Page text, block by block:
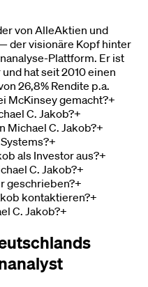
von AlleAktien und
der visionäre Kopf hinter
Plattform. Er ist
hat seit 2010 einen
26,8% Rendite p.a.
McKinsey gemacht?+
C. Jakob?+
Michael C. Jakob?+
+
als Investor aus?+
C. Jakob?+
geschrieben?+
kontaktieren?+
C. Jakob?+